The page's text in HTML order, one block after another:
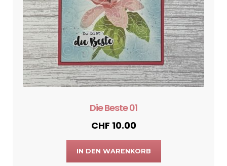
Die Beste 01
CHF 10.00
IN DEN WARENKORB